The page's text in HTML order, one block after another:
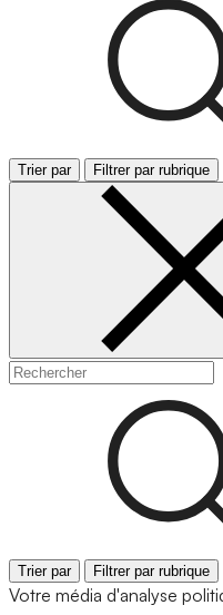
Trier par Filtrer par rubrique
Trier par Filtrer par rubrique
Votre média d'analyse